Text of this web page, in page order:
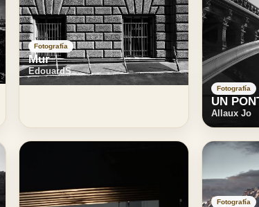
Fotografía
Mur
EdouardS
Fotografía
UN
Allaux Jo
Fotografía